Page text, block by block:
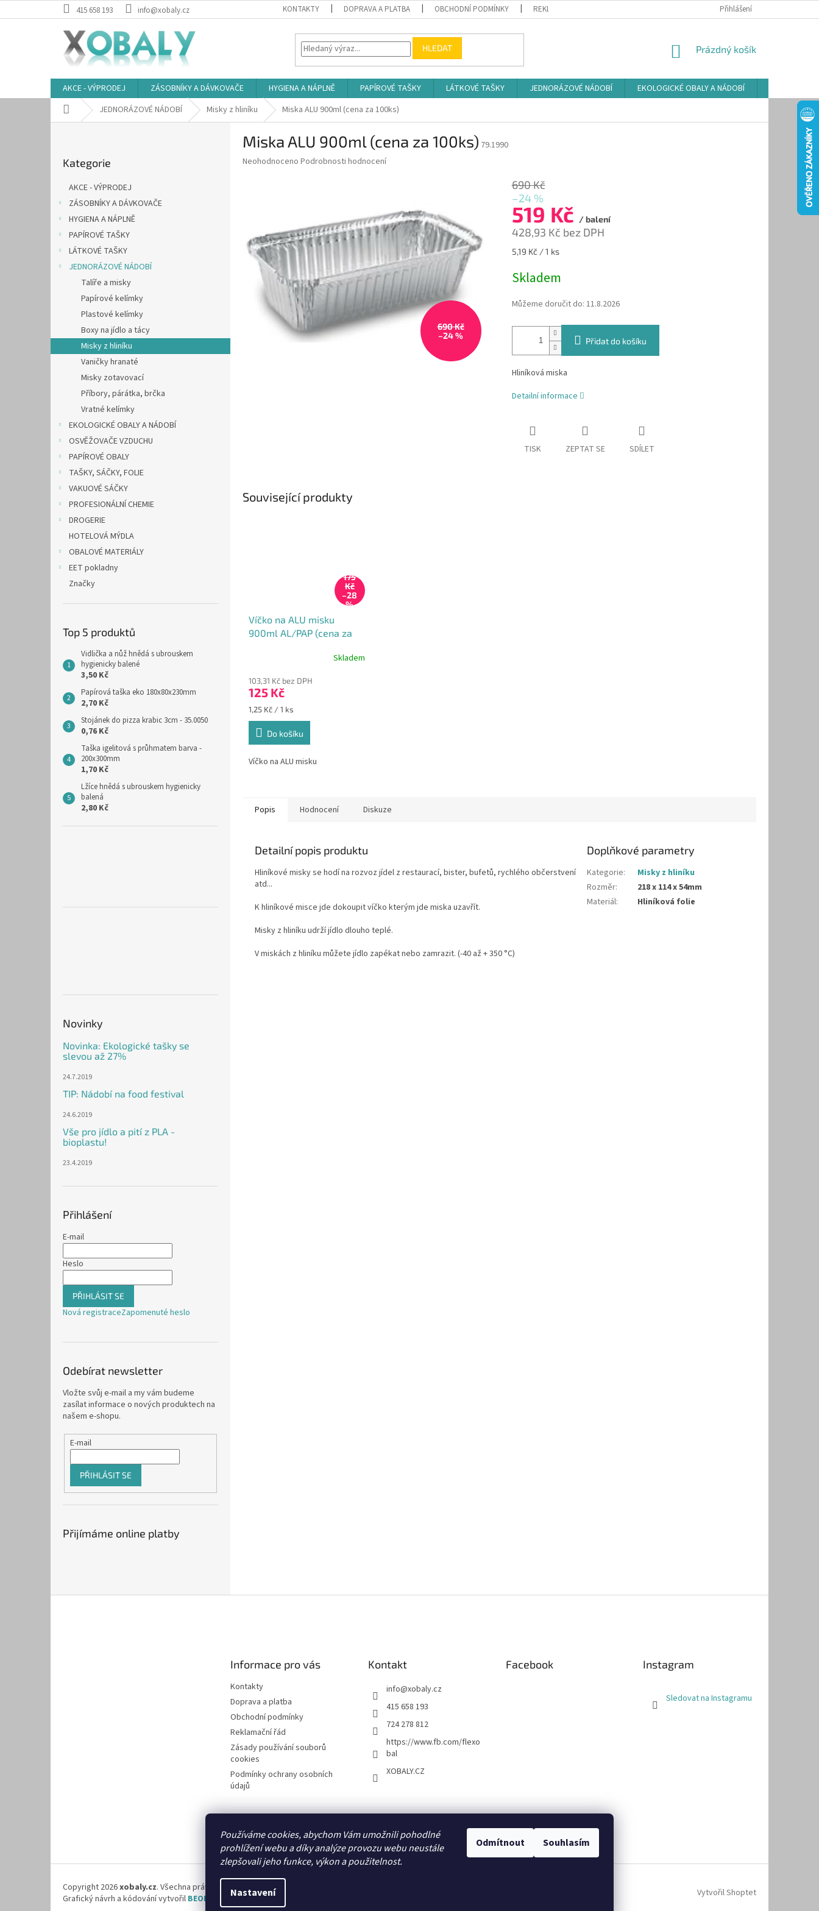
Používáme cookies, abychom Vám umožnili pohodlné
prohlížení webu a díky analýze provozu webu neustále
zlepšovali jeho funkce, výkon a použitelnost.
Nastavení
Odmítnout Souhlasím
na
415 658 193 info@xobaly.cz KONTAKTY DOPRAVA A PLATBA OBCHODNÍ PODMÍNKY REKLAMAČNÍ ŘÁD ZÁSADY POUŽÍVÁNÍ SOUBORŮ COOKIES
Přihlášení
HLEDAT
NÁKUPNÍ
Prázdný košík
AKCE - VÝPRODEJ ZÁSOBNÍKY A DÁVKOVAČE HYGIENA A NÁPLNĚ PAPÍROVÉ TAŠKY LÁTKOVÉ TAŠKY JEDNORÁZOVÉ NÁDOBÍ EKOLOGICKÉ OBALY A NÁDOBÍ
Domů JEDNORÁZOVÉ NÁDOBÍ Misky z hliníku Miska ALU 900ml (cena za 100ks)
kategorie
Kategorie
AKCE - VÝPRODEJ
ZÁSOBNÍKY A DÁVKOVAČE
HYGIENA A NÁPLNĚ
PAPÍROVÉ TAŠKY
LÁTKOVÉ TAŠKY
JEDNORÁZOVÉ NÁDOBÍ
Talíře a misky
Papírové kelímky
Plastové kelímky
Boxy na jídlo a tácy
Misky z hliníku
Vaničky hranaté
Misky zotavovací
Příbory, párátka, brčka
Vratné kelímky
EKOLOGICKÉ OBALY A NÁDOBÍ
OSVĚŽOVAČE VZDUCHU
PAPÍROVÉ OBALY
TAŠKY, SÁČKY, FOLIE
VAKUOVÉ SÁČKY
PROFESIONÁLNÍ CHEMIE
DROGERIE
HOTELOVÁ MÝDLA
OBALOVÉ MATERIÁLY
EET pokladny
Značky
Top 5 produktů
Vidlička a nůž hnědá s ubrouskem
hygienicky balené
3,50 Kč
Papírová taška eko 180x80x230mm
2,70 Kč
Stojánek do pizza krabic 3cm - 35.0050
0,76 Kč
Taška igelitová s průhmatem barva -
200x300mm
1,70 Kč
Lžíce hnědá s ubrouskem hygienicky
balená
2,80 Kč
Novinky
Novinka: Ekologické tašky se
slevou až 27%
24.7.2019
TIP: Nádobí na food festival
24.6.2019
Vše pro jídlo a pití z PLA -
bioplastu!
23.4.2019
Přihlášení
E-mail
Heslo
PŘIHLÁSIT SE
Nová registraceZapomenuté heslo
Odebírat newsletter
Vložte svůj e-mail a my vám budeme
zasílat informace o nových produktech na
našem e-shopu.
E-mail
PŘIHLÁSIT SE
Přijímáme online platby
Miska ALU 900ml (cena za 100ks) 79.1990
Průměrné
hvězdiček.
Neohodnoceno Podrobnosti hodnocení
690 Kč
–24 %
690 Kč
–24 %
519 Kč / balení
428,93 Kč bez DPH
Měrná
5,19 Kč / 1 ks
Skladem
Můžeme doručit do: 11.8.2026
Přidat do košíku
Hliníková miska
Detailní informace
TISK ZEPTAT SE SDÍLET
Související produkty
175
Kč
–28
%
Víčko na ALU misku
900ml AL/PAP (cena za
Skladem
103,31 Kč bez DPH
125 Kč
Měrná
cena:
1,25 Kč / 1 ks
Do košíku
Víčko na ALU misku
Popis Hodnocení Diskuze
Detailní popis produktu
Hliníkové misky se hodí na rozvoz jídel z restaurací, bister, bufetů, rychlého občerstvení
atd...
K hliníkové misce jde dokoupit víčko kterým jde miska uzavřít.
Misky z hliníku udrží jídlo dlouho teplé.
V miskách z hliníku můžete jídlo zapékat nebo zamrazit. (-40 až + 350 °C)
Doplňkové parametry
Kategorie:
Misky z hliníku
Rozměr:
218 x 114 x 54mm
Materiál: Hliníková folie
Informace pro vás
Kontakty
Doprava a platba
Obchodní podmínky
Reklamační řád
Zásady používání souborů
cookies
Podmínky ochrany osobních
údajů
Kontakt
info@xobaly.cz
415 658 193
724 278 812
https://www.fb.com/flexo
bal
XOBALY.CZ
Facebook Instagram
Sledovat na Instagramu
FLEXOBAL KATRIN
Vytvořil Shoptet
Copyright 2026xobaly.cz. Všechna práva vyhrazena.
Grafický návrh a kódování vytvořil BEOM.cz